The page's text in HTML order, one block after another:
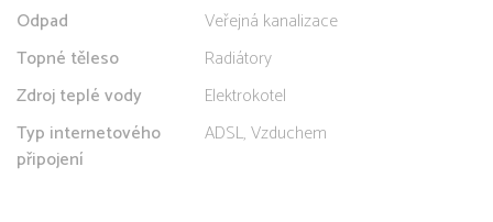
Odpad
Veřejná kanalizace
Topné těleso
Radiátory
Zdroj teplé vody
Elektrokotel
Typ internetového
připojení
ADSL, Vzduchem